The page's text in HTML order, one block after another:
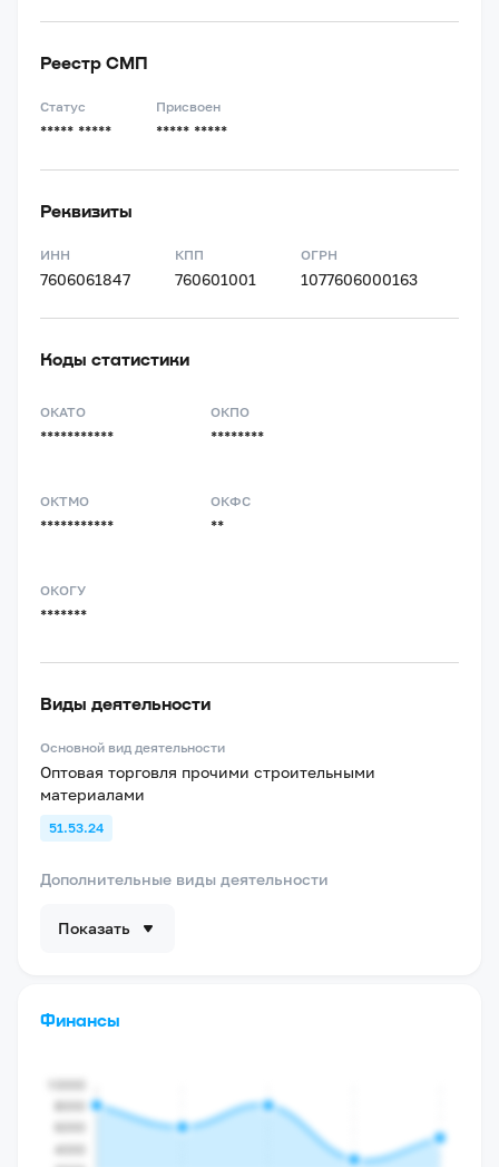
Реестр СМП
Статус
***** *****
Присвоен
***** *****
Реквизиты
ИНН
7606061847
КПП
760601001
ОГРН
1077606000163
Коды статистики
ОКАТО
***********
ОКПО
********
ОКТМО
***********
ОКФС
**
ОКОГУ
*******
Виды деятельности
Основной вид деятельности
Оптовая торговля прочими строительными
материалами
51.53.24
Дополнительные виды деятельности
Показать
Финансы